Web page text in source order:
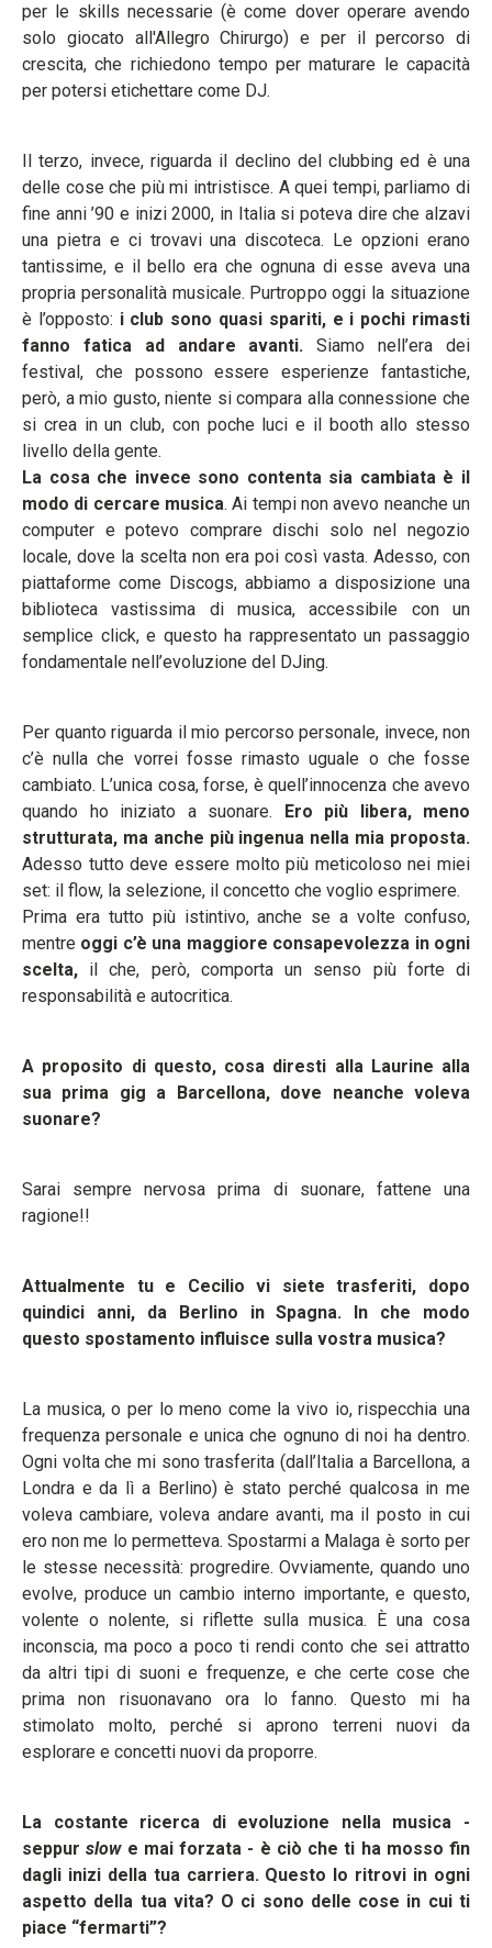
per le skills necessarie (è come dover operare avendo
solo giocato all'Allegro Chirurgo) e per il percorso di
crescita, che richiedono tempo per maturare le capacità
per potersi etichettare come DJ.
Il terzo, invece, riguarda il declino del clubbing ed è una
delle cose che più mi intristisce. A quei tempi, parliamo di
fine anni ’90 e inizi 2000, in Italia si poteva dire che alzavi
una pietra e ci trovavi una discoteca. Le opzioni erano
tantissime, e il bello era che ognuna di esse aveva una
propria personalità musicale. Purtroppo oggi la situazione
è l’opposto: i club sono quasi spariti, e i pochi rimasti
fanno fatica ad andare avanti.Siamo nell’era dei
festival, che possono essere esperienze fantastiche,
però, a mio gusto, niente si compara alla connessione che
si crea in un club, con poche luci e il booth allo stesso
livello della gente.
La cosa che invece sono contenta sia cambiata è il
modo di cercare musica. Ai tempi non avevo neanche un
computer e potevo comprare dischi solo nel negozio
locale, dove la scelta non era poi così vasta. Adesso, con
piattaforme come Discogs, abbiamo a disposizione una
biblioteca vastissima di musica, accessibile con un
semplice click, e questo ha rappresentato un passaggio
fondamentale nell’evoluzione del DJing.
Per quanto riguarda il mio percorso personale, invece, non
c’è nulla che vorrei fosse rimasto uguale o che fosse
cambiato. L’unica cosa, forse, è quell’innocenza che avevo
quando ho iniziato a suonare. Ero più libera, meno
strutturata, ma anche più ingenua nella mia proposta.
Adesso tutto deve essere molto più meticoloso nei miei
set: il flow, la selezione, il concetto che voglio esprimere.
Prima era tutto più istintivo, anche se a volte confuso,
mentre oggi c’è una maggiore consapevolezza in ogni
scelta, il che, però, comporta un senso più forte di
responsabilità e autocritica.
A proposito di questo, cosa diresti alla Laurine alla
sua prima gig a Barcellona, dove neanche voleva
suonare?
Sarai sempre nervosa prima di suonare, fattene una
ragione!!
Attualmente tu e Cecilio vi siete trasferiti, dopo
quindici anni, da Berlino in Spagna. In che modo
questo spostamento influisce sulla vostra musica?
La musica, o per lo meno come la vivo io, rispecchia una
frequenza personale e unica che ognuno di noi ha dentro.
Ogni volta che mi sono trasferita (dall’Italia a Barcellona, a
Londra e da lì a Berlino) è stato perché qualcosa in me
voleva cambiare, voleva andare avanti, ma il posto in cui
ero non me lo permetteva. Spostarmi a Malaga è sorto per
le stesse necessità: progredire. Ovviamente, quando uno
evolve, produce un cambio interno importante, e questo,
volente o nolente, si riflette sulla musica. È una cosa
inconscia, ma poco a poco ti rendi conto che sei attratto
da altri tipi di suoni e frequenze, e che certe cose che
prima non risuonavano ora lo fanno. Questo mi ha
stimolato molto, perché si aprono terreni nuovi da
esplorare e concetti nuovi da proporre.
La costante ricerca di evoluzione nella musica -
seppurslowe mai forzata - è ciò che ti ha mosso fin
dagli inizi della tua carriera. Questo lo ritrovi in ogni
aspetto della tua vita? O ci sono delle cose in cui ti
piace “fermarti”?